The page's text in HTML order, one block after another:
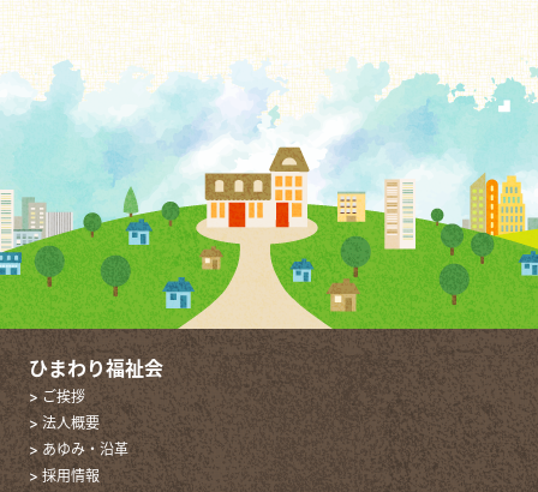
ひまわり福祉会
> ご挨拶
> 法人概要
> あゆみ・沿革
> 採用情報